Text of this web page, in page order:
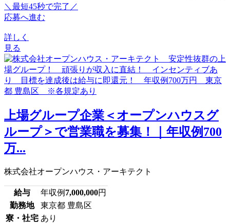
＼最短45秒で完了／
応募へ進む
詳しく
見る
上場グループ企業＜オープンハウスグ
ループ＞で営業職を募集！｜年収例700
万...
株式会社オープンハウス・アーキテクト
給与 年収例 7,000,000円
勤務地
東京都 豊島区
寮・社宅 あり